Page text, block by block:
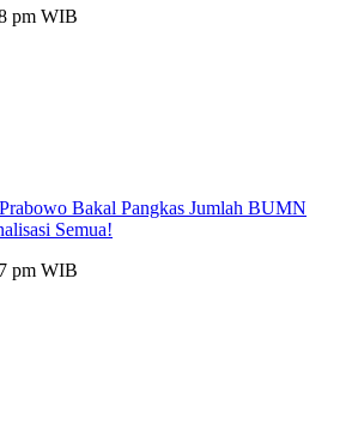
pm WIB
Prabowo Bakal Pangkas Jumlah BUMN
Semua!
pm WIB